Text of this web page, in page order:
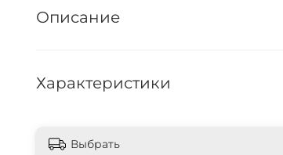
Описание
Характеристики
Выбрать